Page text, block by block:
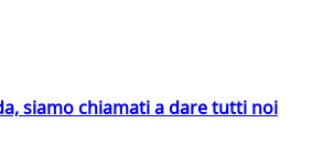
siamo chiamati a dare tutti noi